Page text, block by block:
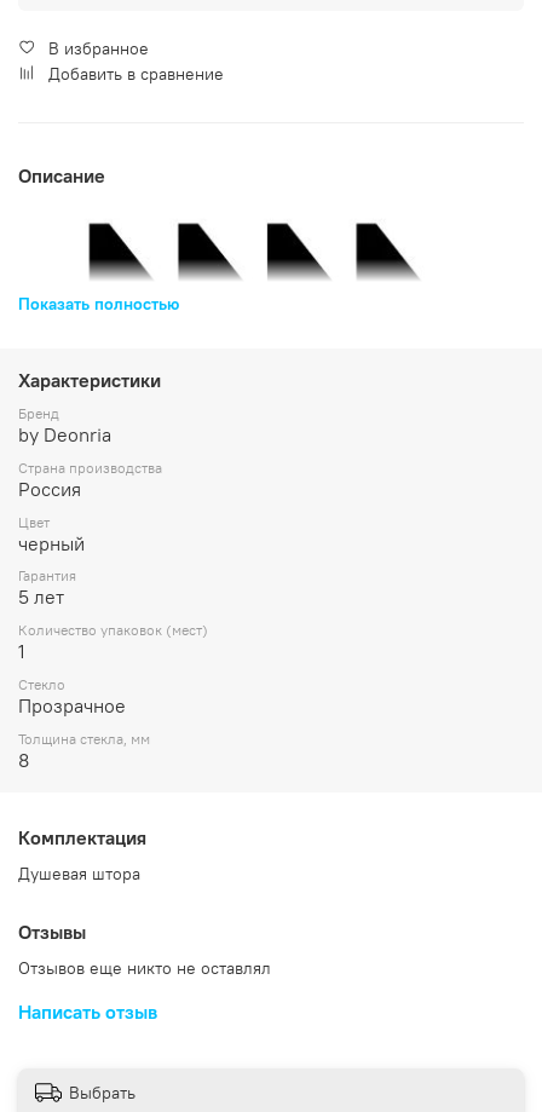
В избранное
Добавить в сравнение
Описание
Показать полностью
Характеристики
Бренд
by Deonria
Страна производства
Россия
Цвет
черный
Гарантия
5 лет
Количество упаковок (мест)
1
Стекло
Прозрачное
Толщина стекла, мм
8
Комплектация
Душевая штора
Отзывы
Отзывов еще никто не оставлял
Написать отзыв
Выбрать